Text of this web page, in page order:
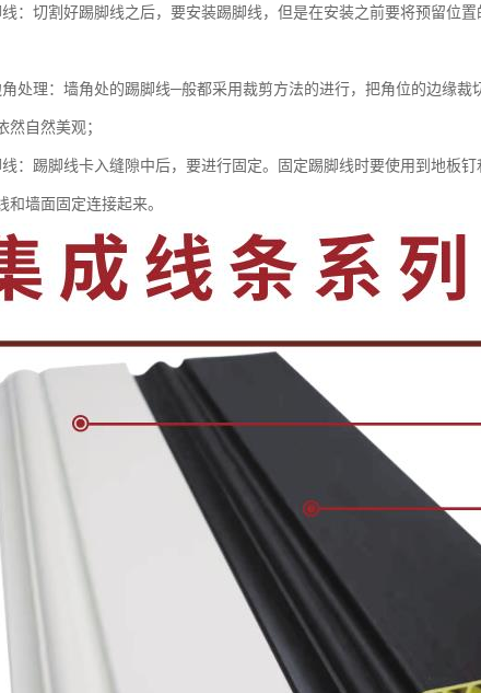
：切割好踢脚线之后，要安装踢脚线，但是在安装之前要将预留位
处理：墙角处的踢脚线─般都采用裁剪方法的进行，把角位的边缘裁
然自然美观；
：踢脚线卡入缝隙中后，要进行固定。固定踢脚线时要使用到地板
和墙面固定连接起来。